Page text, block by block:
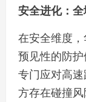
安全进化：
在安全维度
预见性的防护
专门应对高
方存在碰撞